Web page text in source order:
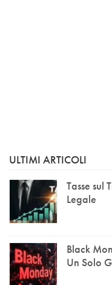
ULTIMI ARTICOLI
Tasse sul
Legale
Black
Un Solo